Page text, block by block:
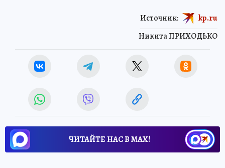
Никита ПРИХОДЬКО
Источник: kp.ru
ЧИТАЙТЕ НАС В МАХ!